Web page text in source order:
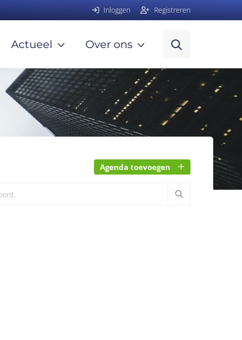
Agenda toevoegen
Inloggen Registreren
Actueel Over ons